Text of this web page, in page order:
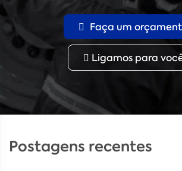
Faça um
Ligamos para
Postagens recentes